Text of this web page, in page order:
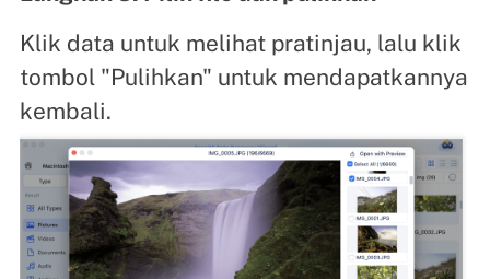
Klik data untuk melihat pratinjau, lalu klik
tombol "Pulihkan" untuk mendapatkannya
kembali.